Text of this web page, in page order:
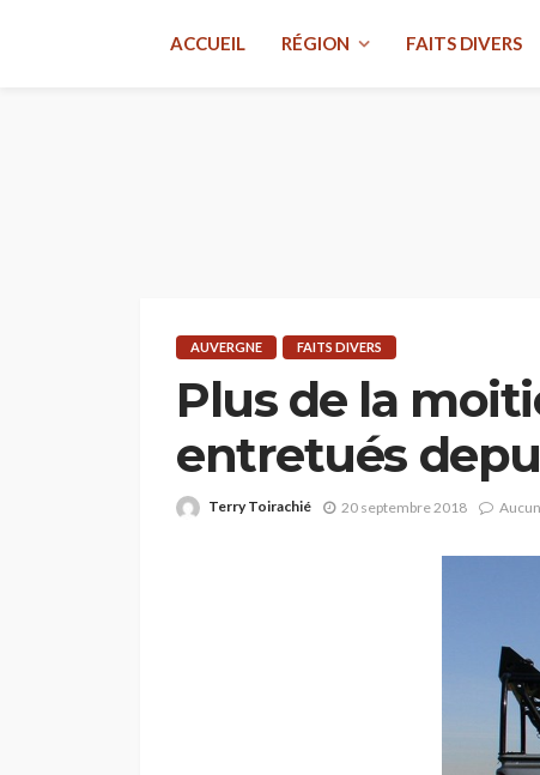
ACCUEIL RÉGION FAITS DIVERS
AUVERGNE FAITS DIVERS
Plus de la
entretués
Terry Toirachié 20 septembre 2018